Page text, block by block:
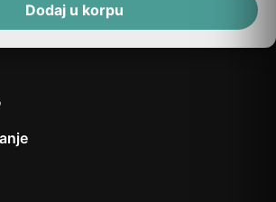
Dodaj u korpu